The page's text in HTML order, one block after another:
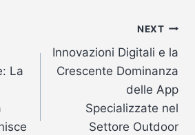
La
NEXT
Innovazioni Digitali e la
Crescente Dominanza
delle App
Specializzate nel
Settore Outdoor